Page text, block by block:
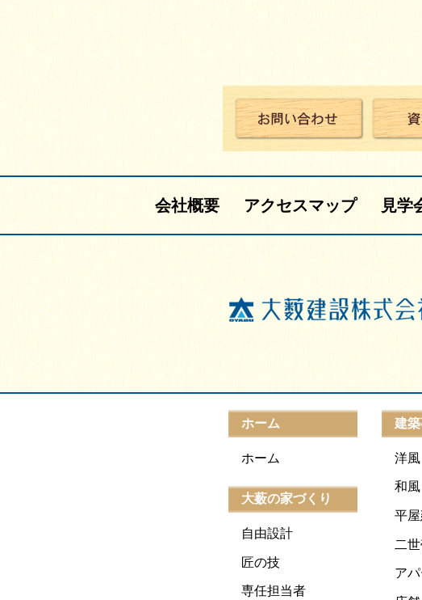
会社概要 アクセスマップ 見学
ホーム
ホーム
大薮の家づくり
自由設計
匠の技
専任担当者
建築
洋
和
平
二
ア